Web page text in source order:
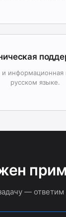
и
русском языке.
— ответим